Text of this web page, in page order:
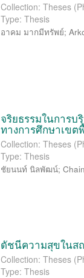
Collection: Theses
Type: Thesis
อาคม มากมีทรัพย์;
จริยธรรมในการ
ทางการศึกษาเขต
Collection: Theses
Type: Thesis
ชัยนนท์ นิลพัฒน์;
ดัชนีความสุขในส
Collection: Theses
Type: Thesis